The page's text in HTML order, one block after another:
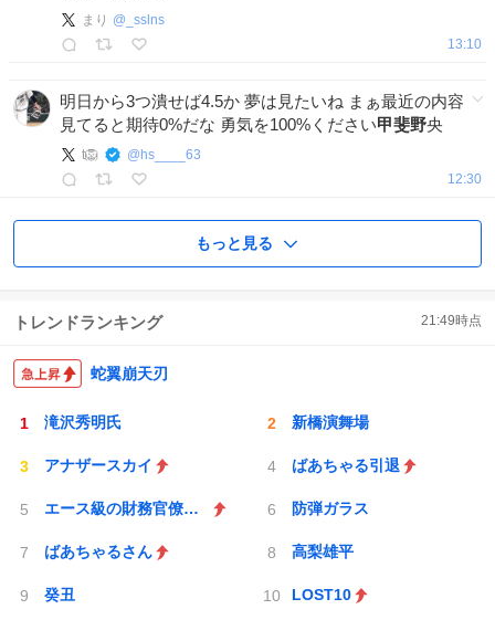
まり @ _sslns
13:10
明日から3つ潰せば4.5か 夢は見たいね まぁ最近の内容
見てると期待0%だな 勇気を100%ください甲斐野央
t🦁 @ hs____63
12:30
もっと見る
トレンドランキング 21:49時点
蛇翼崩天刃
滝沢秀明氏 新橋演舞場
アナザースカイ ばあちゃる引退
エース級の財務官僚が異例転出へ 防弾ガラス
ばあちゃるさん 高梨雄平
癸丑 LOST10